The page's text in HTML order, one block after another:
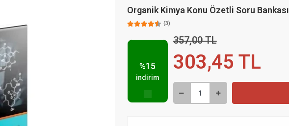
Organik Kimya Konu Özetli Soru Bankası
(3)
%15
indirim
357,00 TL
303,45 TL